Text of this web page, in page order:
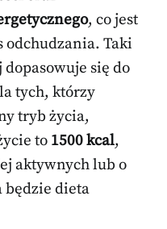
, co jest
odchudzania. Taki
się do
tych, którzy
tryb życia,
to 1500 kcal,
aktywnych lub o
będzie dieta